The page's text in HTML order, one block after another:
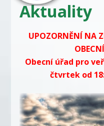
Aktuality
UPOZORNĚNÍ NA
Obecní úřad pro
čtvrtek od